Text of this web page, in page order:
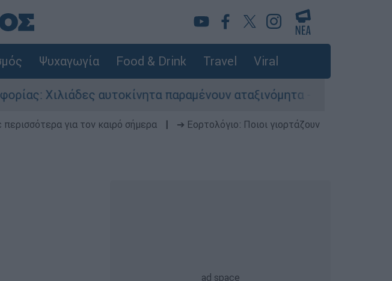
Ψυχαγωγία Food & Drink Travel Viral
αυτοκίνητα παραμένουν αταξινόμητα - Λύση αναζητά το
για τον καιρό σήμερα
➔ Εορτολόγιο: Ποιοι γιορτάζουν